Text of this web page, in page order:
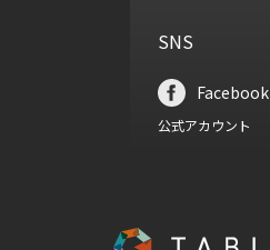
SNS
Facebook
公式アカウント